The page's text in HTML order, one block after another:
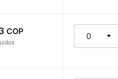
COP 0